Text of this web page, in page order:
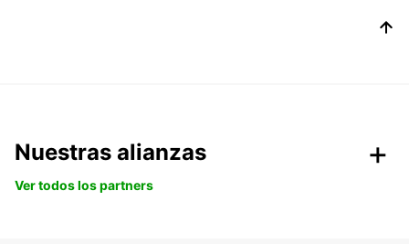
Nuestras alianzas
Ver todos los partners